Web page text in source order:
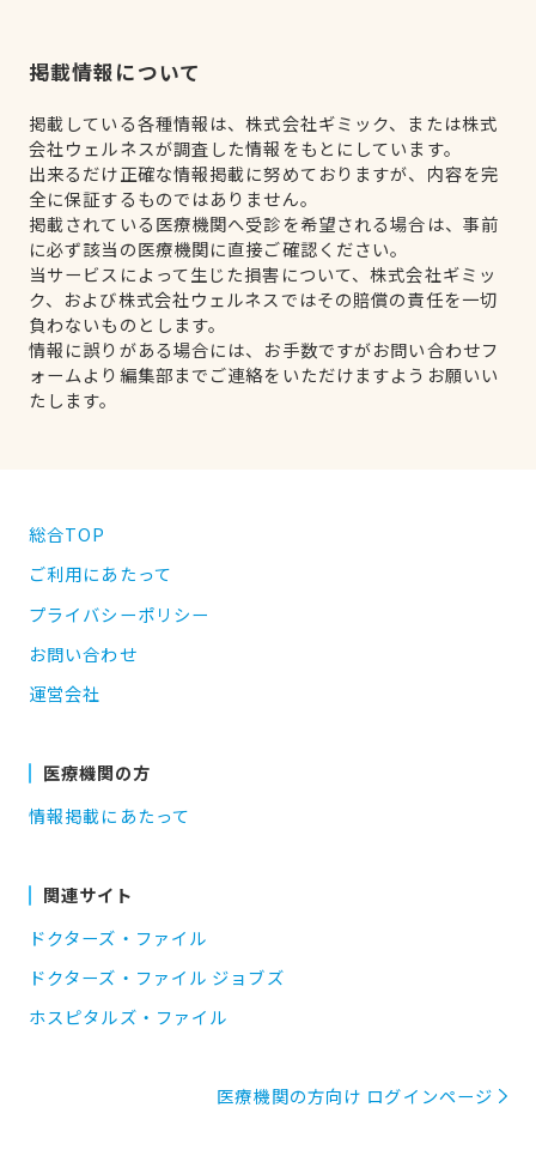
掲載情報について
掲載している各種情報は、株式会社ギミック、または株式
会社ウェルネスが調査した情報をもとにしています。
出来るだけ正確な情報掲載に努めておりますが、内容を完
全に保証するものではありません。
掲載されている医療機関へ受診を希望される場合は、事前
に必ず該当の医療機関に直接ご確認ください。
当サービスによって生じた損害について、株式会社ギミッ
ク、および株式会社ウェルネスではその賠償の責任を一切
負わないものとします。
情報に誤りがある場合には、お手数ですがお問い合わせフ
ォームより編集部までご連絡をいただけますようお願いい
たします。
総合TOP
ご利用にあたって
プライバシーポリシー
お問い合わせ
運営会社
医療機関の方
情報掲載にあたって
関連サイト
ドクターズ・ファイル
ドクターズ・ファイル ジョブズ
ホスピタルズ・ファイル
医療機関の方向け ログインページ